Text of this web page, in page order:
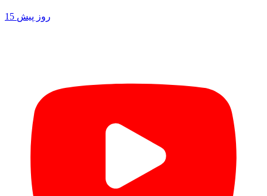
15 روز پیش